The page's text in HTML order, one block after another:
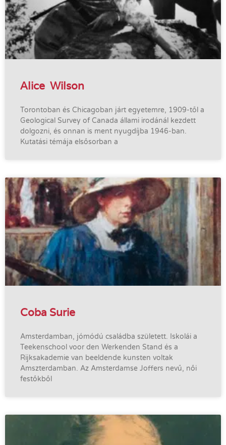
Alice Wilson
Torontoban és Chicagoban járt egyetemre, 1909-től a
Geological Survey of Canada állami irodánál kezdett
dolgozni, és onnan is ment nyugdíjba 1946-ban.
Kutatási témája elsősorban a
Coba Surie
Amsterdamban, jómódú családba született. Iskolái a
Teekenschool voor den Werkenden Stand és a
Rijksakademie van beeldende kunsten voltak
Amszterdamban. Az Amsterdamse Joffers nevű, női
festőkből